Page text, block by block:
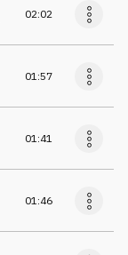
02:02
01:57
01:41
01:46